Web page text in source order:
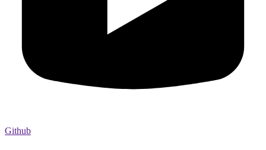
Github